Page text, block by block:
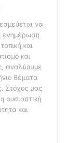
να
ενημέρωση
και
και
αναλύουμε
θέματα
Στόχος μας
ουσιαστική
και